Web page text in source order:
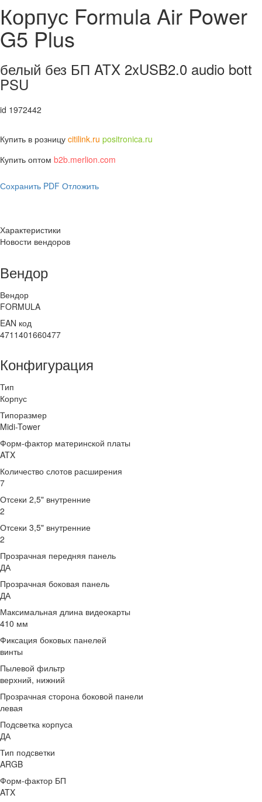
Корпус Formula Air Power
G5 Plus
белый без БП ATX 2xUSB2.0 audio bott
PSU
id 1972442
Купить в розницу citilink.ru positronica.ru
Купить оптом b2b.merlion.com
Сохранить PDF Отложить
Характеристики
Новости вендоров
Вендор
Вендор
FORMULA
EAN код
4711401660477
Конфигурация
Тип
Корпус
Типоразмер
Midi-Tower
Форм-фактор материнской платы
ATX
Количество слотов расширения
7
Отсеки 2,5" внутренние
2
Отсеки 3,5" внутренние
2
Прозрачная передняя панель
ДА
Прозрачная боковая панель
ДА
Максимальная длина видеокарты
410 мм
Фиксация боковых панелей
винты
Пылевой фильтр
верхний, нижний
Прозрачная сторона боковой панели
левая
Подсветка корпуса
ДА
Тип подсветки
ARGB
Форм-фактор БП
ATX